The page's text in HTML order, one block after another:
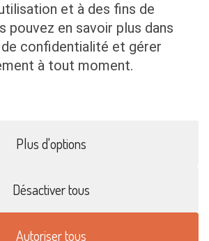
5,
© 2025 BioGailly |
Inside Communication
et à des fins de
pouvez en savoir plus dans
confidentialité et gérer
à tout moment.
Plus d'options
Désactiver tous
Autoriser tous